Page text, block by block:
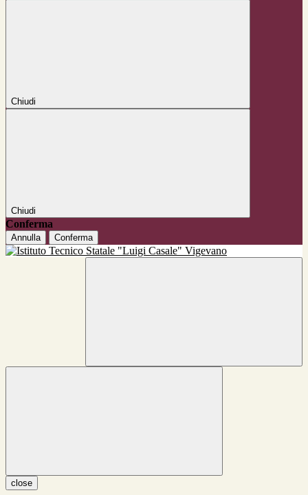
Chiudi
Chiudi
Conferma
Annulla Conferma
close